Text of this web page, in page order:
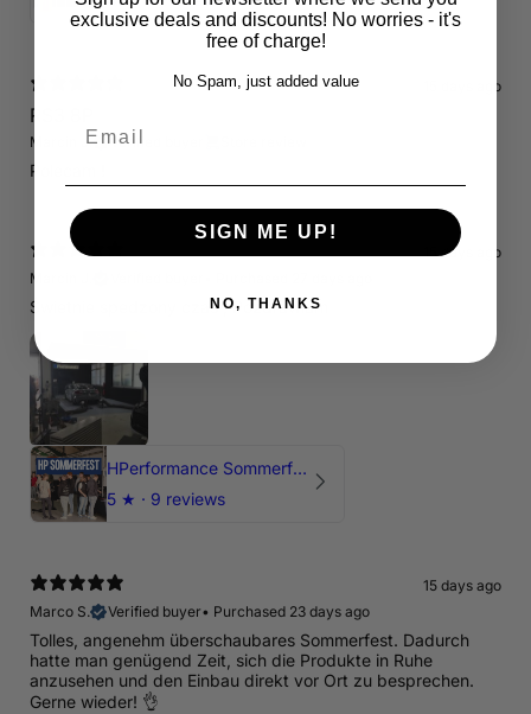
15 days ago
RS3 8P
Marcin J. Verified buyer
Polecam !
15 days ago
Marcin J.
Świetnie spedzony czas , Pozdrawiam
HPerformance Sommerfest 2026
5 ★ · 9 reviews
15 days ago
Marco S.
Verified buyer• Purchased 23 days ago
Tolles, angenehm überschaubares Sommerfest. Dadurch
hatte man genügend Zeit, sich die Produkte in Ruhe
anzusehen und den Einbau direkt vor Ort zu besprechen.
Gerne wieder! 👌
exclusive deals and discounts! No worries - it's
free of charge!
No Spam, just added value
SIGN ME UP!
NO, THANKS